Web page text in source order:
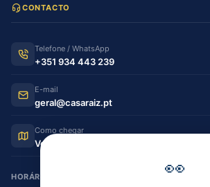
CONTACTO
Telefone / WhatsApp
+351 934 443 239
E-mail
geral@casaraiz.pt
Como chegar
Ver no Google Maps
HORÁRIO DE FUNCIONAMENTO 👀